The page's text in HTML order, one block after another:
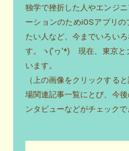
独学で挫折した人やエンジ
ーションのためiOSアプリ
たい人など、今までいろい
す。ヽ('ヮ'*)ゝ現在、東京と
います。
（上の画像をクリックする
場関連記事一覧にとび、今
ンタビューなどがチェックで